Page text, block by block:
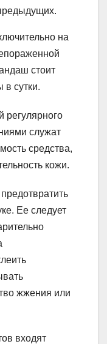
на
стоит
в сутки.
регулярного
служат
средства,
кожи.
Ее следует
жжения или
входят